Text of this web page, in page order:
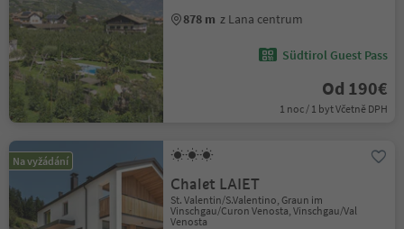
878 m z Lana centrum
Südtirol Guest Pass
Od 190€
1 noc / 1 byt Včetně DPH
Na vyžádání
Chalet LAIET
St. Valentin/S.Valentino, Graun im
Vinschgau/Curon Venosta, Vinschgau/Val
Venosta